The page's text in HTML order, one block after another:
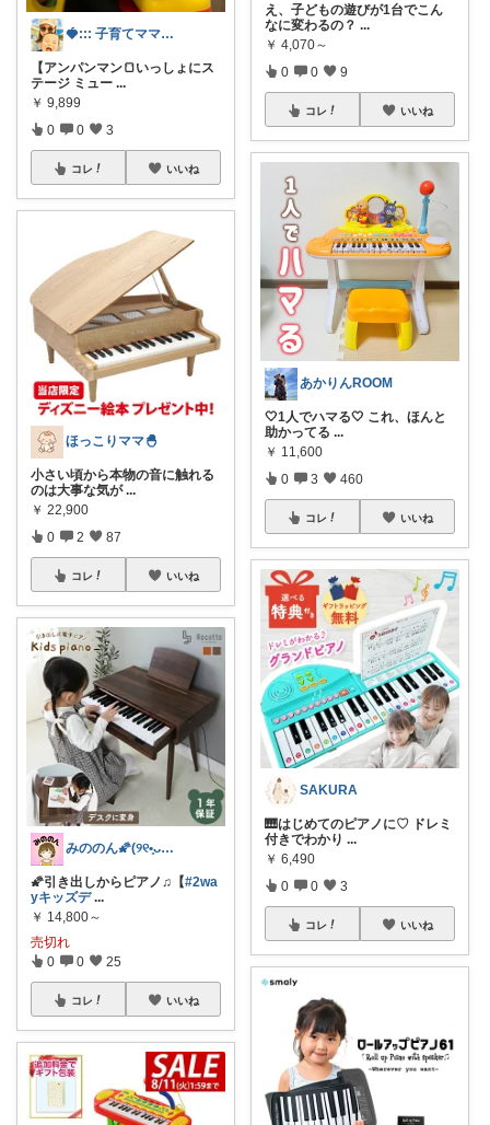
🍓::: 子育てママの買ってよかった！
【アンパンマン🍞いっしょにス
テージ ミュー ...
￥ 9,899
0 0 3
コレ いいね
ほっこりママ🐣
小さい頃から本物の音に触れる
のは大事な気が ...
￥ 22,900
0 2 87
コレ いいね
みののん🌠(୨୧•͈ᴗ•͈)感謝♡
🌠引き出しからピアノ♫【#2wa
yキッズデ ...
￥ 14,800～
売切れ
0 0 25
コレ いいね
え、子どもの遊びが1台でこん
なに変わるの？ ...
￥ 4,070～
0 0 9
コレ いいね
あかりんROOM
🤍1人でハマる🤍 これ、ほんと
助かってる ...
￥ 11,600
0 3 460
コレ いいね
SAKURA
🎹はじめてのピアノに♡ ドレミ
付きでわかり ...
￥ 6,490
0 0 3
コレ いいね